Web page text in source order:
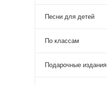
Песни для детей
По классам
Подарочные издания